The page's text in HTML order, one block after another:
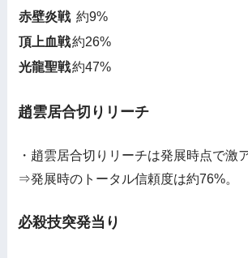
赤壁炎戦 約9%
頂上血戦約26%
光龍聖戦約47%
趙雲居合切りリーチ
・趙雲居合切りリーチは発展時点で激
⇒発展時のトータル信頼度は約76%。
必殺技突発当り